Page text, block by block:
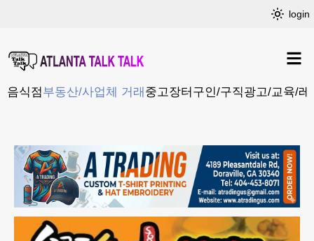
login
음식점부동산/사업체 거래 중고장터 구인/구직광고/교육/레